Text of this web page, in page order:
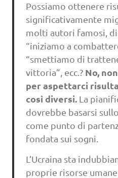
Possiamo ottenere
significativamente
molti autori famosi,
“iniziamo a
“smettiamo di
vittoria”, ecc.? No,
per aspettarci
così diversi.La
dovrebbe basarsi
come punto di
fondata sui sogni.
L’Ucraina sta
proprie risorse